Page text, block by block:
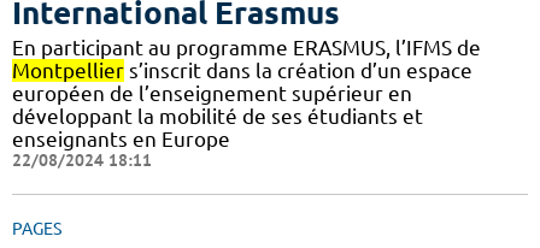
International Erasmus
En participant au programme ERASMUS, l’IFMS de
Montpellier s’inscrit dans la création d’un espace
européen de l’enseignement supérieur en
développant la mobilité de ses étudiants et
enseignants en Europe
22/08/2024 18:11
PAGES